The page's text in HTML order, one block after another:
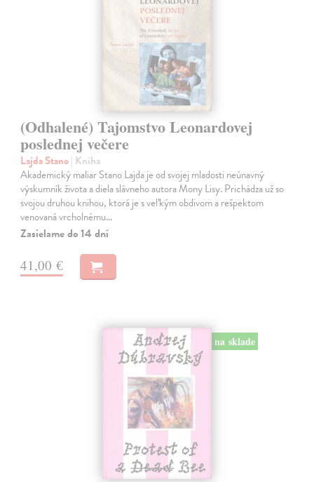
(Odhalené) Tajomstvo Leonardovej
poslednej večere
Lajda Stano| Kniha
Akademický maliar Stano Lajda je od svojej mladosti neúnavný
výskumník života a diela slávneho autora Mony Lisy. Prichádza už so
svojou druhou knihou, ktorá je s veľkým obdivom a rešpektom
venovaná vrcholnému…
Zasielame do 14 dní
41,00 €
na sklade